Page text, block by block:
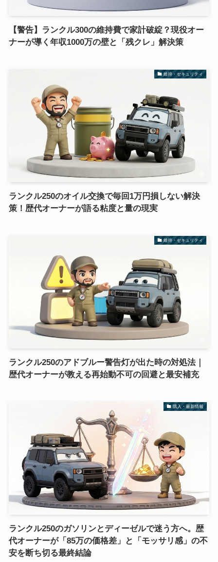
【警告】ランクル300の維持費で家計破綻？現役オー
ナーが導く年収1000万の壁と「残クレ」解決策
維持・セキュリティ
ランクル250のオイル交換で毎回1万円損しない解決
策！歴代オーナーが語る粘度と量の現実
維持・セキュリティ
ランクル250のアドブルー警告灯が出た時の対処法｜
歴代オーナーが教える再始動不可の回避と最安補充
購入・最新情報
ランクル250のガソリンとディーゼルで迷う方へ。歴
代オーナーが「85万の価格差」と「モッサリ感」の不
安を断ち切る最終結論